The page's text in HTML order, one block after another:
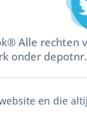
Alle rechten
onder
en die